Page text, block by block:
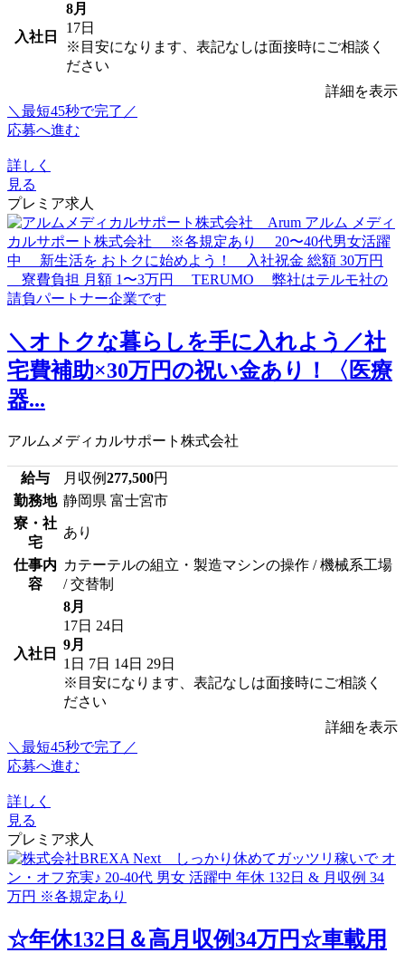
入社日
8月
17日
※目安になります、表記なしは面接時にご相談く
ださい
詳細を表示
＼最短45秒で完了／
応募へ進む
詳しく
見る
プレミア求人
＼オトクな暮らしを手に入れよう／社
宅費補助×30万円の祝い金あり！〈医療
器...
アルムメディカルサポート株式会社
給与 月収例277,500円
勤務地 静岡県 富士宮市
寮・社
宅
あり
仕事内
容
カテーテルの組立・製造マシンの操作 / 機械系工場
/ 交替制
入社日
8月
17日 24日
9月
1日 7日 14日 29日
※目安になります、表記なしは面接時にご相談く
ださい
詳細を表示
＼最短45秒で完了／
応募へ進む
詳しく
見る
プレミア求人
☆年休132日＆高月収例34万円☆車載用